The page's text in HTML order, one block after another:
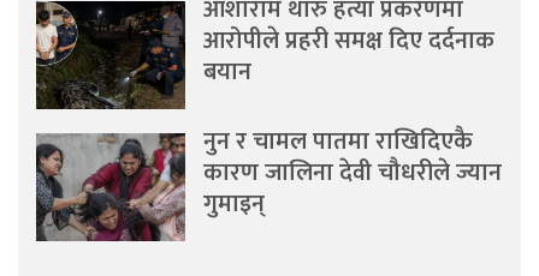
आशाराम थारु हत्या प्रकरणमा
आरोपीले प्रहरी समक्ष दिए दर्दनाक
बयान
नुन र चामल पातमा राखिदिएकै
कारण जालिना देवी चौधरीले ज्यान
गुमाइन्